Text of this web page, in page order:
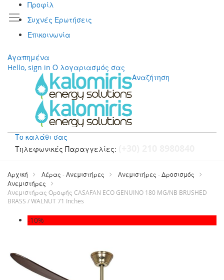
Προφίλ
Συχνές Ερωτήσεις
Επικοινωνία
Αγαπημένα
Hello, sign in Ο λογαριασμός σας
Αναζήτηση
Το καλάθι σας
Τηλεφωνικές Παραγγελίες:
Μετάβαση
περιεχόμενο
Αρχική Αέρας - Ανεμιστήρες
Ανεμιστήρες - Δροσισμός
Ανεμιστήρες
Ανεμιστήρας Οροφής CASAFAN ECO GENUINO 180 MG/NB BRUSHED
BRASS / WALNUT 71 Inches
Μετάβαση
συλλογής
εικόνων
-10%